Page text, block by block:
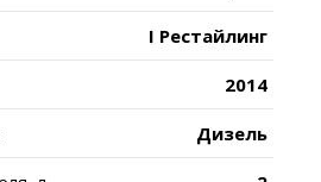
I Рестайлинг
2014
Дизель